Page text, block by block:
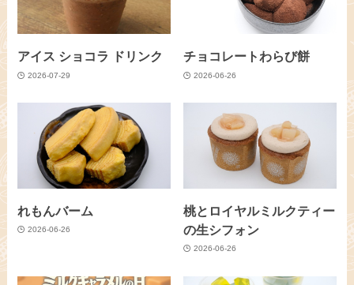
アイス ショコラ ドリンク
2026-07-29
チョコレートわらび餅
2026-06-26
れもんバーム
2026-06-26
桃とロイヤルミルクティー
の生シフォン
2026-06-26